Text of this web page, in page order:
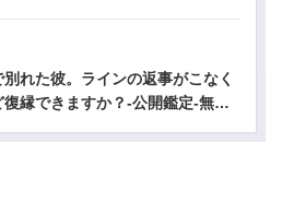
れた彼。ラインの返事がこなく
縁できますか？-公開鑑定-無料